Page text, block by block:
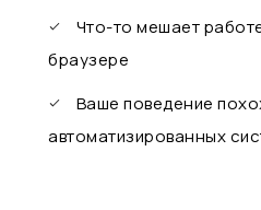
Что-то мешает
браузере
Ваше поведение
автоматизированных